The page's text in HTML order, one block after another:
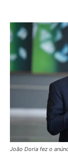
João Doria fez o